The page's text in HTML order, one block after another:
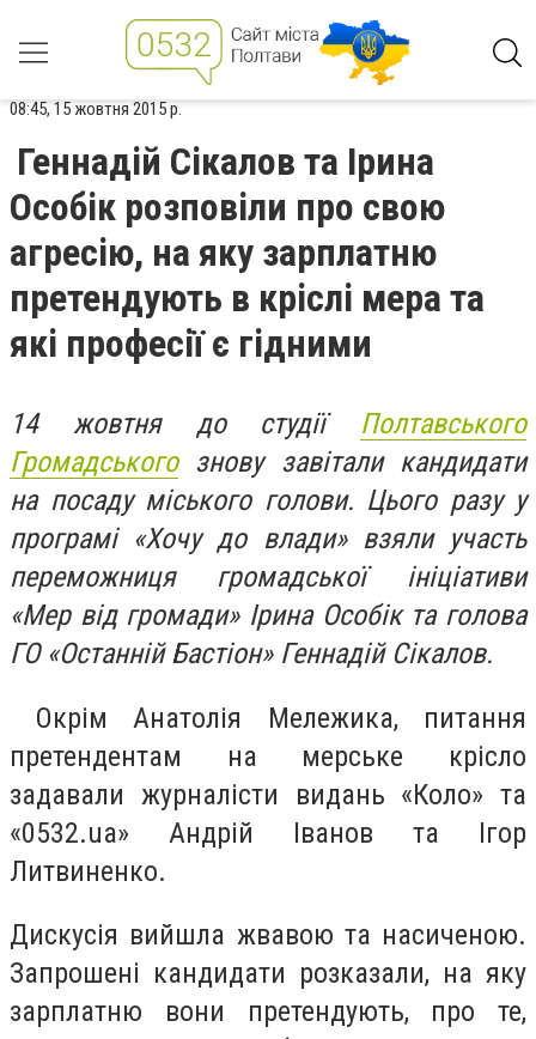
08:45, 15 жовтня 2015 р.
Геннадій Сікалов та Ірина
Особік розповіли про свою
агресію, на яку зарплатню
претендують в кріслі мера та
які професії є гідними
14 жовтня до студії Полтавського
Громадськогознову завітали кандидати
на посаду міського голови. Цього разу у
програмі «Хочу до влади» взяли участь
переможниця громадської ініціативи
«Мер від громади» Ірина Особік та голова
ГО «Останній Бастіон» Геннадій Сікалов.
Окрім Анатолія Мележика, питання
претендентам на мерське крісло
задавали журналісти видань «Коло» та
«0532.ua» Андрій Іванов та Ігор
Литвиненко.
Дискусія вийшла жвавою та насиченою.
Запрошені кандидати розказали, на яку
зарплатню вони претендують, про те,